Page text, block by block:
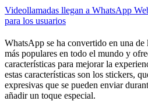
Videollamadas llegan a WhatsApp
para los usuarios
WhatsApp se ha convertido en una de
más populares en todo el mundo y
características para mejorar la
estas características son los stickers,
expresivas que se pueden enviar
añadir un toque especial.